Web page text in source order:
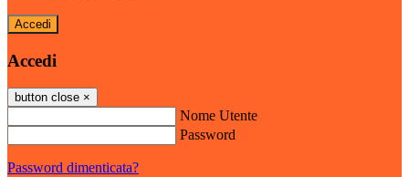
Accedi
Accedi
button close ×
Nome Utente
Password
Password dimenticata?